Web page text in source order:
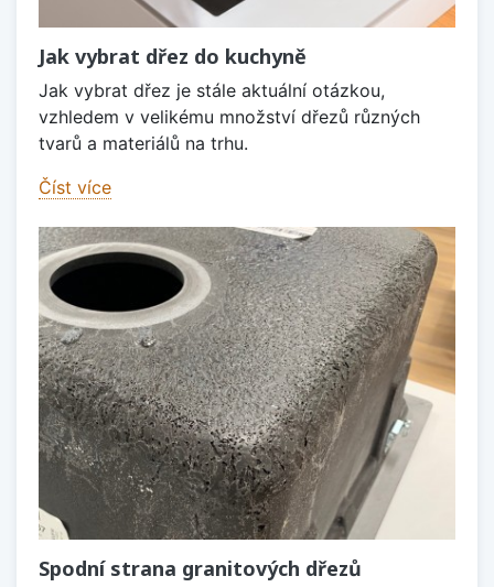
Jak vybrat dřez do kuchyně
Jak vybrat dřez je stále aktuální otázkou,
vzhledem v velikému množství dřezů různých
tvarů a materiálů na trhu.
Číst více
Spodní strana granitových dřezů